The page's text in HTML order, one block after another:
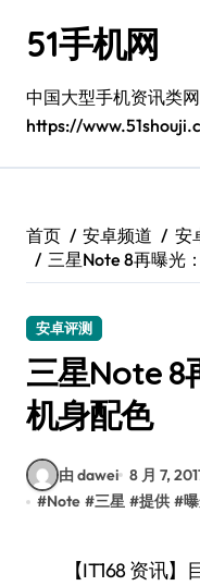
51手机网
中国大型手机资讯类网
https://
首页 安卓频道 安
三星Note 8再曝光
安卓评测
三星Note 8
机身配色
由 dawei 8 月 7,
#Note #三星 #提供 #
【IT168 资讯】目前已经确定，8月23日，三星